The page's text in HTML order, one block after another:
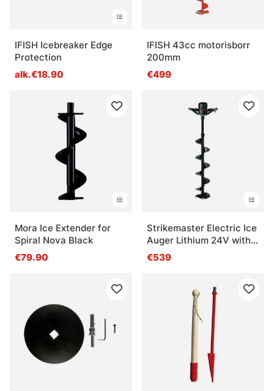
IFISH Icebreaker Edge
Protection
alk.€18.90
IFISH 43cc motorisborr
200mm
€499
Mora Ice Extender for
Spiral Nova Black
€79.90
Strikemaster Electric Ice
Auger Lithium 24V with
Lite-Flite
€539